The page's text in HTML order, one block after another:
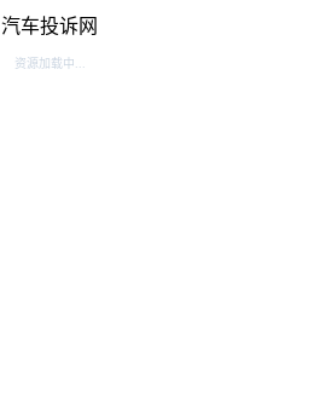
汽车投诉网
资源加载中...